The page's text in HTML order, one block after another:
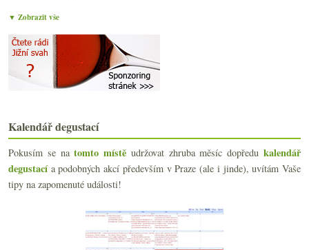
2023(160)
►2021(239)
2020(239)
► 2019 (238)
(240)
►2016(250)
►2015(251)
►2014 (254)
►2013(249)
► 2012(254)
▼ Zobrazit vše
Kalendář degustací
Pokusím se natomto místě udržovat zhruba měsíc dopředukalendář
degustacía podobných akcí především v Praze (ale i jinde), uvítám Vaše
tipy na zapomenuté události!